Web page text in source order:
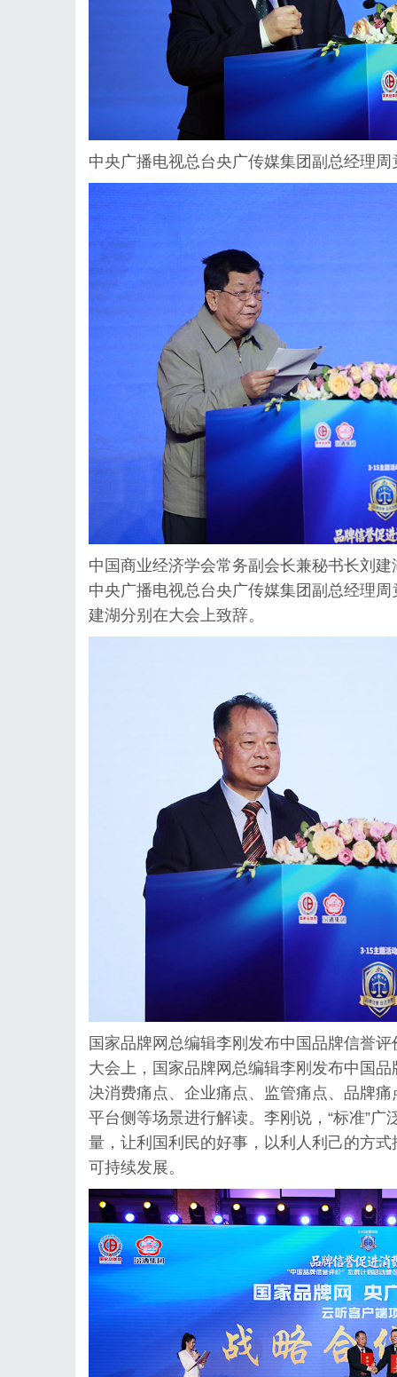
中央广播电视总台央广传媒集团副总经理周
中国商业经济学会常务副会长兼秘书长刘建
中央广播电视总台央广传媒集团副总经理
建湖分别在大会上致辞。
国家品牌网总编辑李刚发布中国品牌信誉
大会上，国家品牌网总编辑李刚发布中国
决消费痛点、企业痛点、监管痛点、品牌
平台侧等场景进行解读。李刚说，“标准”广
量，让利国利民的好事，以利人利己的方
可持续发展。